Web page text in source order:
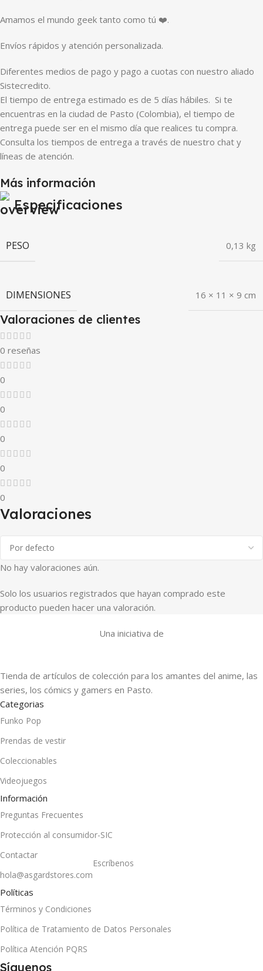
Amamos el mundo geek tanto como tú ❤️.
Envíos rápidos y atención personalizada.
Diferentes medios de pago y pago a cuotas con nuestro aliado
Sistecredito.
El tiempo de entrega estimado es de 5 días hábiles. Si te
encuentras en la ciudad de Pasto (Colombia), el tiempo de
entrega puede ser en el mismo día que realices tu compra.
Consulta los tiempos de entrega a través de nuestro chat y
líneas de atención.
Más información
Especificaciones
PESO 0,13 kg
DIMENSIONES 16 × 11 × 9 cm
Valoraciones de clientes
0 reseñas
0
0
0
0
0
Valoraciones
No hay valoraciones aún.
Solo los usuarios registrados que hayan comprado este
producto pueden hacer una valoración.
Una iniciativa de
Tienda de artículos de colección para los amantes del anime, las
series, los cómics y gamers en Pasto.
Categorias
Funko Pop
Prendas de vestir
Coleccionables
Videojuegos
Información
Preguntas Frecuentes
Protección al consumidor-SIC
Contactar
hola@asgardstores.com
Escríbenos
Políticas
Términos y Condiciones
Política de Tratamiento de Datos Personales
Política Atención PQRS
Síguenos